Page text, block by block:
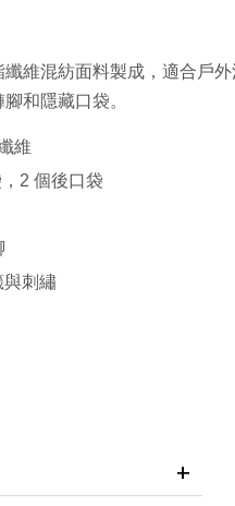
維混紡面料製成，適合戶
和隱藏口袋。
維
2 個後口袋
與刺繡